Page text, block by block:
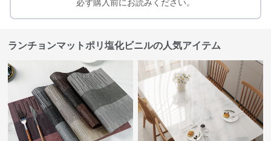
必ず購入前にお読みください。
ランチョンマットポリ塩化ビニルの人気アイテム